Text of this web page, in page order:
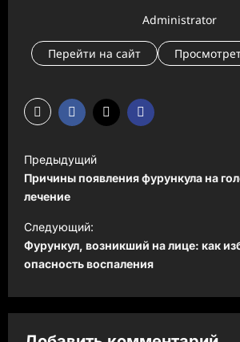
Administrator
Перейти на сайт
Н
а
в
и
г
а
ц
Предыдущий
Причины появления фурункула на
лечение
Следующий:
Фурункул, возникший на лице: как
опасность воспаления